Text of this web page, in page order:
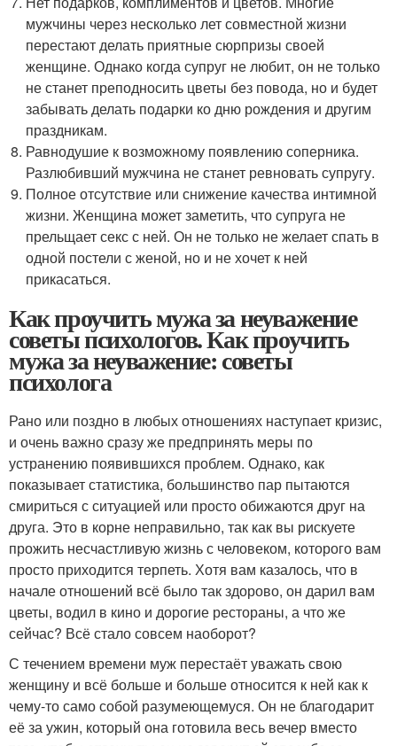
мужчины через несколько лет совместной жизни
перестают делать приятные сюрпризы своей
женщине. Однако когда супруг не любит, он не только
не станет преподносить цветы без повода, но и будет
забывать делать подарки ко дню рождения и другим
праздникам.
Равнодушие к возможному появлению соперника.
Разлюбивший мужчина не станет ревновать супругу.
Полное отсутствие или снижение качества интимной
жизни. Женщина может заметить, что супруга не
прельщает секс с ней. Он не только не желает спать в
одной постели с женой, но и не хочет к ней
прикасаться.
Как проучить мужа за неуважение
советы психологов. Как проучить
мужа за неуважение: советы
психолога
Рано или поздно в любых отношениях наступает кризис,
и очень важно сразу же предпринять меры по
устранению появившихся проблем. Однако, как
показывает статистика, большинство пар пытаются
смириться с ситуацией или просто обижаются друг на
друга. Это в корне неправильно, так как вы рискуете
прожить несчастливую жизнь с человеком, которого вам
просто приходится терпеть. Хотя вам казалось, что в
начале отношений всё было так здорово, он дарил вам
цветы, водил в кино и дорогие рестораны, а что же
сейчас? Всё стало совсем наоборот?
С течением времени муж перестаёт уважать свою
женщину и всё больше и больше относится к ней как к
чему-то само собой разумеющемуся. Он не благодарит
её за ужин, который она готовила весь вечер вместо